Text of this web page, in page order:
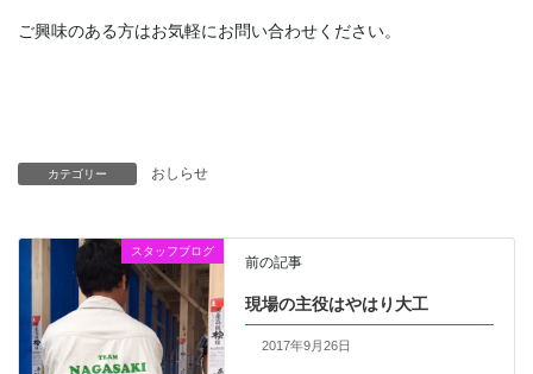
ご興味のある方はお気軽にお問い合わせください。
カテゴリー おしらせ
スタッフブログ
前の記事
現場の主役はやはり大工
2017年9月26日